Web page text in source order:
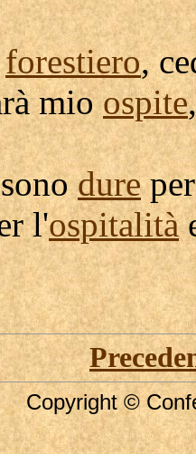
forestiero,
mioospite
dure
l'ospitalità
Copyright ©